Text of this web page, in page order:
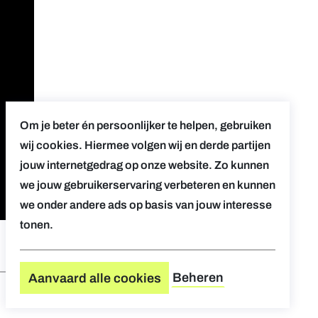
Om je beter én persoonlijker te helpen, gebruiken
wij cookies. Hiermee volgen wij en derde partijen
jouw internetgedrag op onze website. Zo kunnen
we jouw gebruikerservaring verbeteren en kunnen
we onder andere ads op basis van jouw interesse
tonen.
Aanvaard alle cookies Beheren